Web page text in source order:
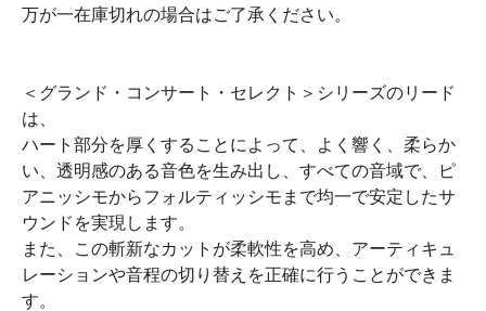
万が一在庫切れの場合はご了承ください。
＜グランド・コンサート・セレクト＞シリーズのリード
は、
ハート部分を厚くすることによって、よく響く、柔らか
い、透明感のある音色を生み出し、すべての音域で、ピ
アニッシモからフォルティッシモまで均一で安定したサ
ウンドを実現します。
また、この斬新なカットが柔軟性を高め、アーティキュ
レーションや音程の切り替えを正確に行うことができま
す。